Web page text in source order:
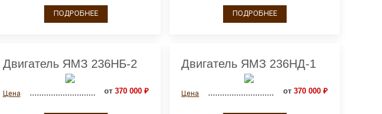
ПОДРОБНЕЕ ПОДРОБНЕЕ
Двигатель ЯМЗ 236НБ-2
Цена от 370 000 ₽
Двигатель ЯМЗ 236НД-1
Цена от 370 000 ₽